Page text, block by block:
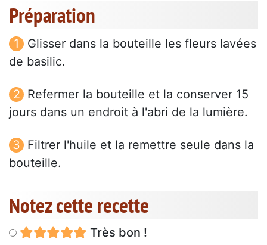
Préparation
Glisser dans la bouteille les fleurs lavées
de basilic.
Refermer la bouteille et la conserver 15
jours dans un endroit à l'abri de la lumière.
Filtrer l'huile et la remettre seule dans la
bouteille.
Notez cette recette
Très bon !